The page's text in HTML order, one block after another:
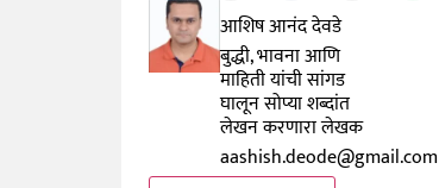
आशिष आनंद देवडे
बुद्धी, भावना आणि
माहिती यांची सांगड
घालून सोप्या शब्दांत
लेखन करणारा लेखक
aashish.deode@gmail.com